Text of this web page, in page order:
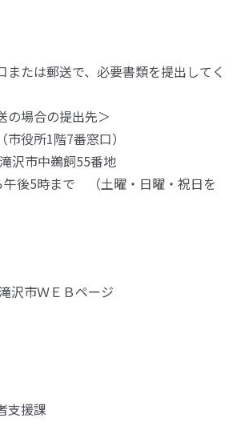
または郵送で、必要書類を提出してく
の場合の提出先＞
役所1階7番窓口）
市中鵜飼55番地
午後5時まで （土曜・日曜・祝日を
沢市ＷＥＢページ
支援課